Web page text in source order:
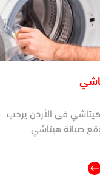
هيتاشي فى الأردن يرحب
صيانة هيتاشي